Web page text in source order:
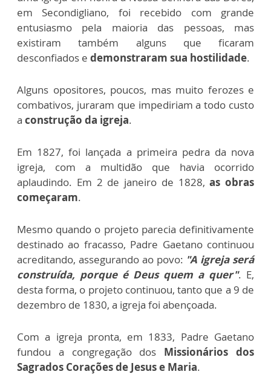
em Secondigliano, foi recebido com grande
entusiasmo pela maioria das pessoas, mas
existiram também alguns que ficaram
desconfiados e demonstraram sua hostilidade.
Alguns opositores, poucos, mas muito ferozes e
combativos, juraram que impediriam a todo custo
a construção da igreja.
Em 1827, foi lançada a primeira pedra da nova
igreja, com a multidão que havia ocorrido
aplaudindo. Em 2 de janeiro de 1828, as obras
começaram.
Mesmo quando o projeto parecia definitivamente
destinado ao fracasso, Padre Gaetano continuou
acreditando, assegurando ao povo: "A igreja será
construída, porque é Deus quem a quer". E,
desta forma, o projeto continuou, tanto que a 9 de
dezembro de 1830, a igreja foi abençoada.
Com a igreja pronta, em 1833, Padre Gaetano
fundou a congregação dos Missionários dos
Sagrados Corações de Jesus e Maria.